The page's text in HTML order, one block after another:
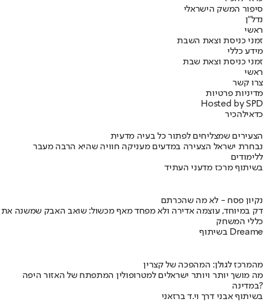
סיפור המשק הישראלי
נדל"ן
ראשי
זמני כניסת וצאת השבת
מידע כללי
זמני כניסת וצאת שבת
ראשי
צרו קשר
מדיניות פרטיות
Hosted by SPD
כדאילהכיר
הצעירים שמצליחים לפתור כל בעיה מדעית
נבחרת ישראל הצעירה במדעים מעניקה חוויה שהיא הרבה מעבר
ללימודים
בשיתוף מרכז מדעני העתיד
נקיון פסח - לא מה שהכרתם
דק במיוחד, עוצמה אדירה ולא מפחד מאף מכשול: שואב האבק שמשנה את
כללי המשחק
בשיתוף Dreame
מהמרכז לגולן: המהפכה של קצרין
מה מושך יותר ויותר ישראלים למטרופולין המתפתח של האזור היפה
במדינה?
בשיתוף אבני דרך וי.ד ברזאני